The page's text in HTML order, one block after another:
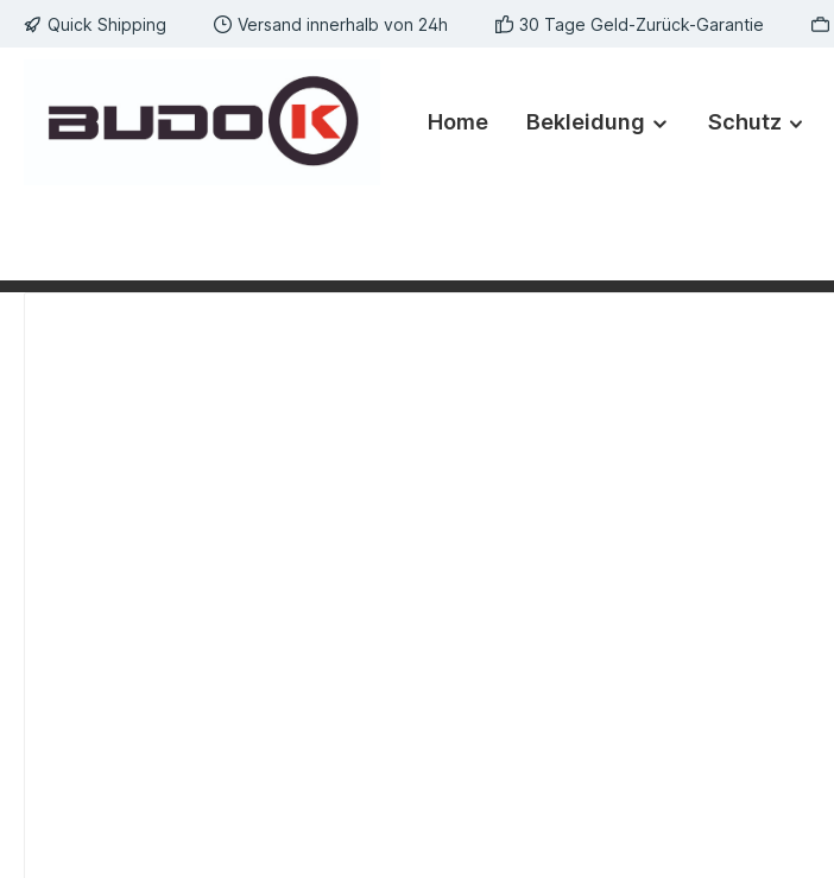
Zur Hauptnavigation springen
Quick Shipping Versand innerhalb von 24h 30 Tage Geld-Zurück-Garantie
Home Bekleidung Schutz